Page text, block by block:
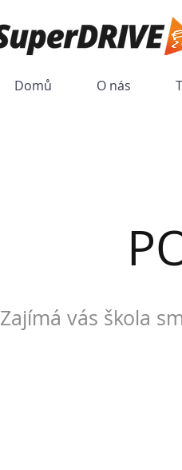
Domů O nás
Zajímá vás škola